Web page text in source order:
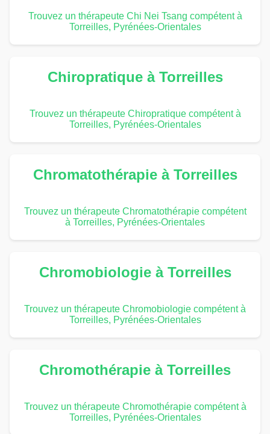
Trouvez un thérapeute Chi Nei Tsang compétent à
Torreilles, Pyrénées-Orientales
Chiropratique à Torreilles
Trouvez un thérapeute Chiropratique compétent à
Torreilles, Pyrénées-Orientales
Chromatothérapie à Torreilles
Trouvez un thérapeute Chromatothérapie compétent
à Torreilles, Pyrénées-Orientales
Chromobiologie à Torreilles
Trouvez un thérapeute Chromobiologie compétent à
Torreilles, Pyrénées-Orientales
Chromothérapie à Torreilles
Trouvez un thérapeute Chromothérapie compétent à
Torreilles, Pyrénées-Orientales